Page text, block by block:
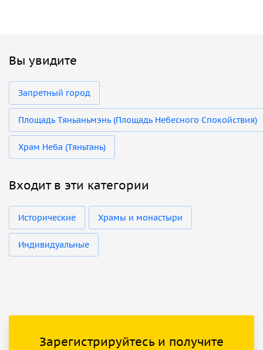
Вы увидите
Запретный город
Площадь Тяньаньмэнь (Площадь Небесного Спокойствия)
Храм Неба (Тяньтань)
Входит в эти категории
Исторические Храмы и монастыри
Индивидуальные
Зарегистрируйтесь и получите